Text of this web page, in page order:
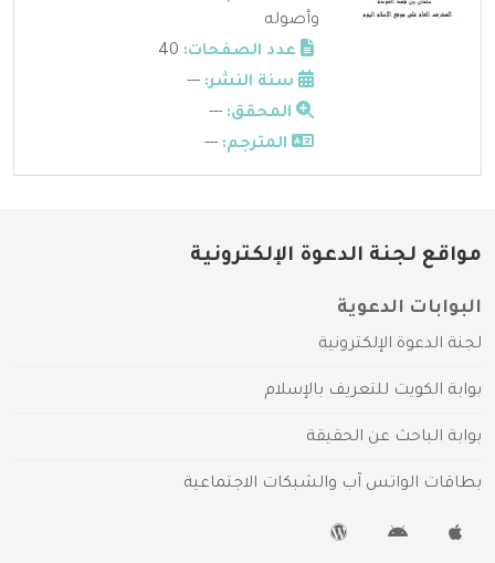
وأصوله
عدد الصفحات:
سنة النشر: ---
المحقق: ---
المترجم: ---
مواقع لجنة الدعوة الإلكترونية
البوابات الدعوية
لجنة الدعوة الإلكترونية
بوابة الكويت للتعريف بالإسلام
بوابة الباحث عن الحقيقة
بطاقات الواتس آب والشبكات الاجتماعية